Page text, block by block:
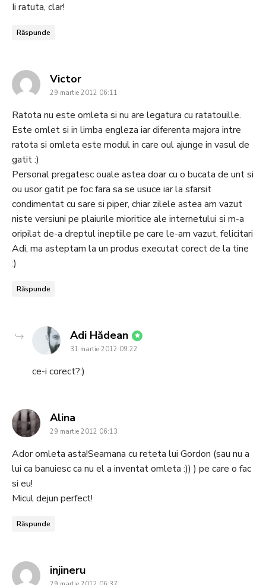
Ii ratuta, clar!
Răspunde
Victorsays:
29 martie 2012 06:11
Ratota nu este omleta si nu are legatura cu ratatouille.
Este omlet si in limba engleza iar diferenta majora intre
ratota si omleta este modul in care oul ajunge in vasul de
gatit :)
Personal pregatesc ouale astea doar cu o bucata de unt si
ou usor gatit pe foc fara sa se usuce iar la sfarsit
condimentat cu sare si piper, chiar zilele astea am vazut
niste versiuni pe plaiurile mioritice ale internetului si m-a
oripilat de-a dreptul ineptiile pe care le-am vazut, felicitari
Adi, ma asteptam la un produs executat corect de la tine
:)
Răspunde
Adi Hădean says:
31 martie 2012 09:22
ce-i corect?:)
Alina
29 martie 2012 06:13
Ador omleta asta!Seamana cu reteta lui Gordon (sau nu a
lui ca banuiesc ca nu el a inventat omleta :)) ) pe care o fac
si eu!
Micul dejun perfect!
Răspunde
injinerusays: